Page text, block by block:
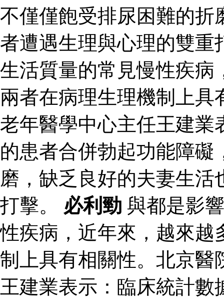
不僅僅飽受排尿困難的折
者遭遇生理與心理的雙重
生活質量的常見慢性疾病
兩者在病理生理機制上
老年醫學中心主任王建業
的患者合併勃起功能障
磨，缺乏良好的夫妻生
打擊。 必利勁 與都是影
性疾病，近年來，越來越
制上具有相關性。北京醫
王建業表示：臨床統計